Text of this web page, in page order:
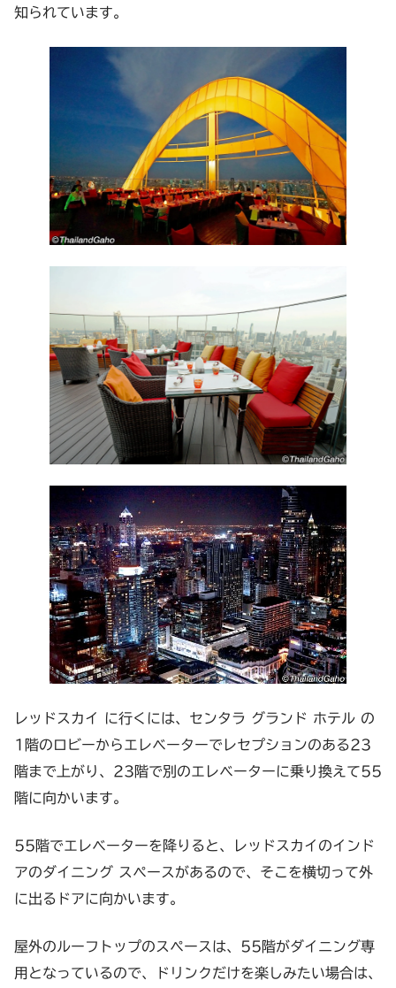
知られています。
レッドスカイ に行くには、センタラ グランド ホテル の
1階のロビーからエレベーターでレセプションのある23
階まで上がり、23階で別のエレベーターに乗り換えて55
階に向かいます。
55階でエレベーターを降りると、レッドスカイのインド
アのダイニング スペースがあるので、そこを横切って外
に出るドアに向かいます。
屋外のルーフトップのスペースは、55階がダイニング専
用となっているので、ドリンクだけを楽しみたい場合は、